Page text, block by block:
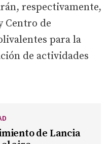
respectivamente,
Centro de
para la
de actividades
de Lancia